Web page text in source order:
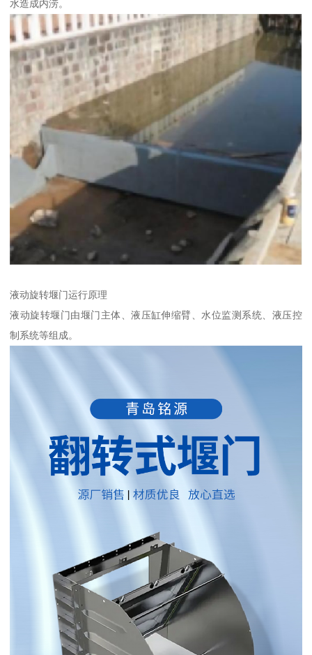
水造成内涝。
液动旋转堰门运行原理
液动旋转堰门由堰门主体、液压缸伸缩臂、水位监测系统、液压控
制系统等组成。